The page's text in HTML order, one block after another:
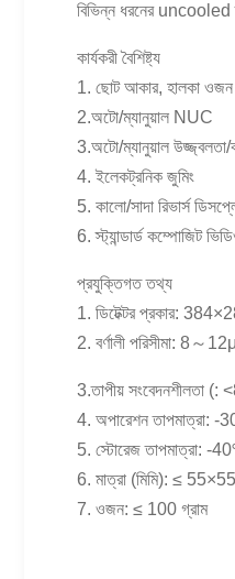
বিভিন্ন ধরনের uncooled
কার্যকরী বৈশিষ্ট্য
1. ছোট আকার, হালকা ওজন
2.অটো/ম্যানুয়াল NUC
3.অটো/ম্যানুয়াল উজ্জ্বলতা/
4. ইলেকট্রনিক জুমিং
5. কালো/সাদা রিভার্স
6. স্ট্যান্ডার্ড কম্পোজিট
প্রযুক্তিগত তথ্য
1. ডিটেক্টর প্রকার:
2. বর্ণালী পরিসীমা: 8～
3.তাপীয় সংবেদনশীলতা
4. অপারেশন
5. স্টোরেজ তাপমাত্রা:
6. মাত্রা (মিমি): ≤
7. ওজন: ≤ 100 গ্রাম